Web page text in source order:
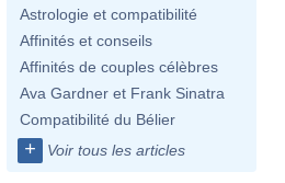
Astrologie et compatibilité
Affinités et conseils
Affinités de couples célèbres
Ava Gardner et Frank Sinatra
Compatibilité du Bélier
+ Voir tous les articles